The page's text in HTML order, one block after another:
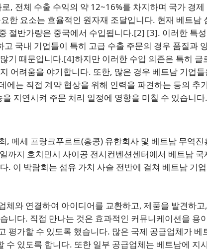
, 전체 수출 수익의 약 12~16%를 차지하며 국가 경제
한 요소는 효율적인 원자재 조달입니다. 현재 베트남
절반가량은 중국에서 수입됩니다.[2] [3]. 이러한 특
국내 기업들이 특히 고급 수출 주문의 경우 품질과
기 때문입니다.[4]하지만 이러한 수입 의존은 특히 글
어려움을 야기합니다. 또한, 많은 경우 베트남 기업
는 직접 계약 협상을 위해 인력을 파견하는 등의 추
지연시켜 주문 처리 일정에 영향을 미칠 수 있습니다.
메세 프랑크푸르트(홍콩) 유한회사 및 베트남 무역진
까지 호치민시 사이공 전시컨벤션센터에서 베트남 국
. 이 박람회는 섬유 가치 사슬 전반에 걸쳐 베트남 기
체와 연결하여 아이디어를 교환하고, 제품을 발견하
니다. 직접 만나는 것은 효과적인 커뮤니케이션을 용
평가할 수 있도록 했습니다. 많은 국제 공급업체가 베
있도록 합니다. 또한 일부 공급업체는 베트남에 지